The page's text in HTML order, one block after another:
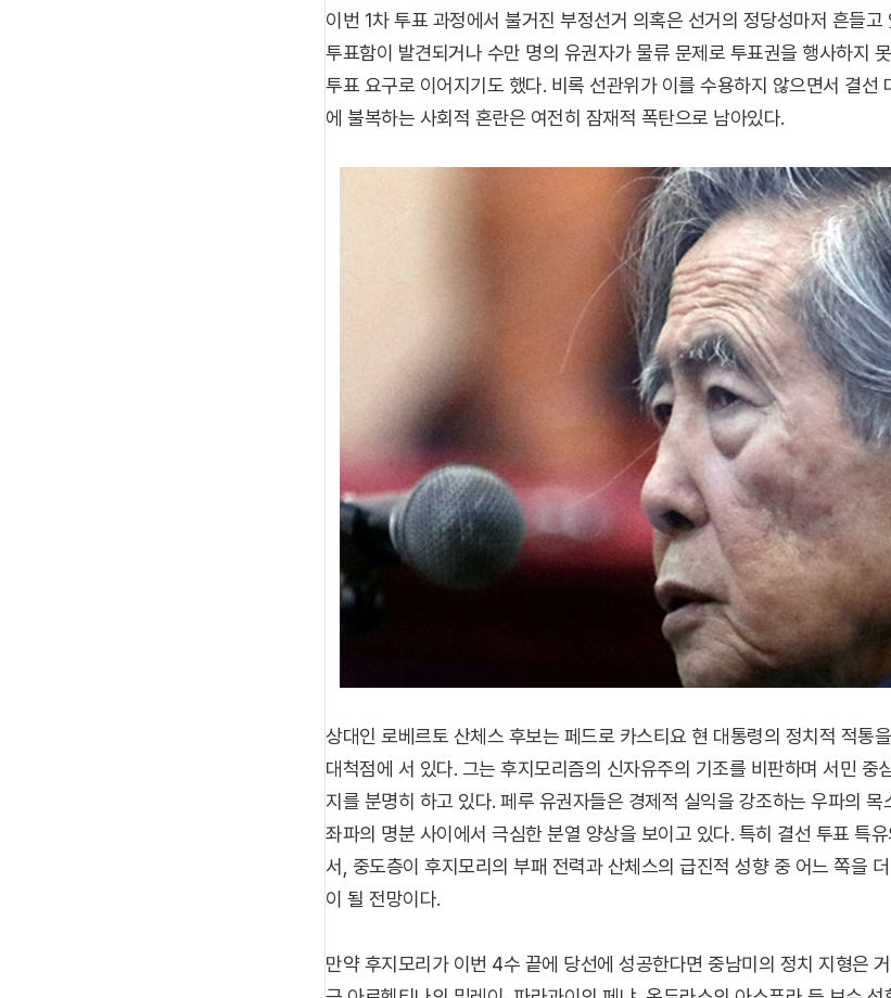
이번 1차 투표 과정에서 불거진 부정선거 의혹은 선거의 정당성마저 흔들고
투표함이 발견되거나 수만 명의 유권자가 물류 문제로 투표권을 행사하지
투표 요구로 이어지기도 했다. 비록 선관위가 이를 수용하지 않으면서 결선
에 불복하는 사회적 혼란은 여전히 잠재적 폭탄으로 남아있다.
상대인 로베르토 산체스 후보는 페드로 카스티요 현 대통령의 정치적 적통
대척점에 서 있다. 그는 후지모리즘의 신자유주의 기조를 비판하며 서민 중
지를 분명히 하고 있다. 페루 유권자들은 경제적 실익을 강조하는 우파의
좌파의 명분 사이에서 극심한 분열 양상을 보이고 있다. 특히 결선 투표 특
서, 중도층이 후지모리의 부패 전력과 산체스의 급진적 성향 중 어느 쪽을
이 될 전망이다.
만약 후지모리가 이번 4수 끝에 당선에 성공한다면 중남미의 정치 지형은